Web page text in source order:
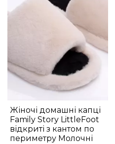
Жіночі домашні капці
Family Story LittleFoot
відкриті з кантом по
периметру Молочні